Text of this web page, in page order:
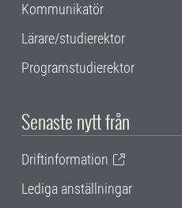
Kommunikatör
Lärare/studierektor
Programstudierektor
Senaste nytt från
Driftinformation
Lediga anställningar